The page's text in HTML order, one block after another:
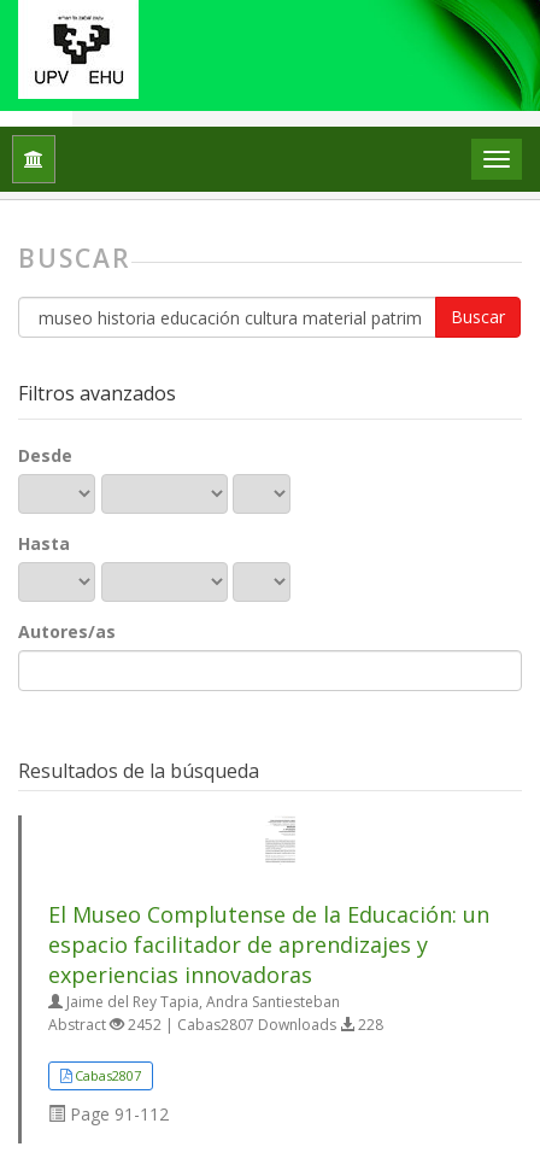
Inicio
BUSCAR
Buscar
artículos
Filtros avanzados
Desde
Hasta
Autores/as
Resultados de la búsqueda
El Museo Complutense de la Educación: un
espacio facilitador de aprendizajes y
experiencias innovadoras
Jaime del Rey Tapia, Andra Santiesteban
Abstract
2452 | Cabas2807 Downloads 228
Cabas2807
Page 91-112